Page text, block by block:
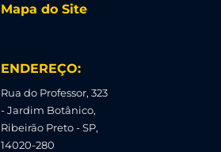
Mapa do Site
ENDEREÇO:
Rua do Professor, 323
- Jardim Botânico,
Ribeirão Preto - SP,
14020-280